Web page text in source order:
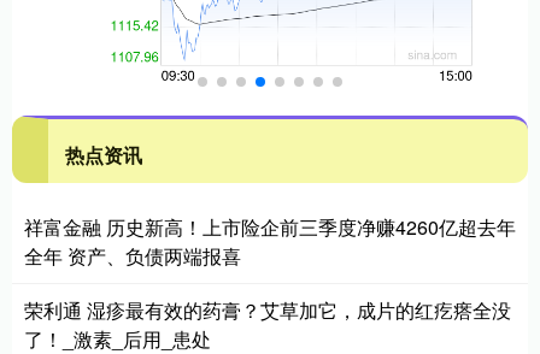
热点资讯
祥富金融 历史新高！上市险企前三季度净赚4260亿超去年
全年 资产、负债两端报喜
荣利通 湿疹最有效的药膏？艾草加它，成片的红疙瘩全没
了！_激素_后用_患处